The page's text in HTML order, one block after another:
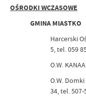
OŚRODKI WCZASOWE
GMINA MIASTKO
Harcerski
5, tel. 059
O.W.
O.W.
34, tel. 507-